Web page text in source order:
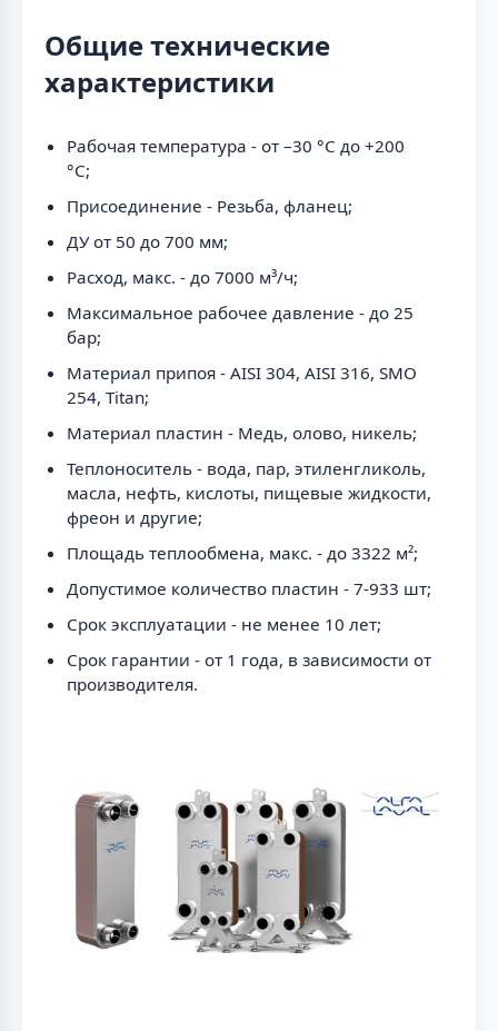
Общие технические
характеристики
Рабочая температура - от –30 °С до +200
°С;
Присоединение - Резьба, фланец;
ДУ от 50 до 700 мм;
Расход, макс. - до 7000 м³/ч;
Максимальное рабочее давление - до 25
бар;
Материал припоя - AISI 304, AISI 316, SMO
254, Titan;
Материал пластин - Медь, олово, никель;
Теплоноситель - вода, пар, этиленгликоль,
масла, нефть, кислоты, пищевые жидкости,
фреон и другие;
Площадь теплообмена, макс. - до 3322 м²;
Допустимое количество пластин - 7-933 шт;
Срок эксплуатации - не менее 10 лет;
Срок гарантии - от 1 года, в зависимости от
производителя.